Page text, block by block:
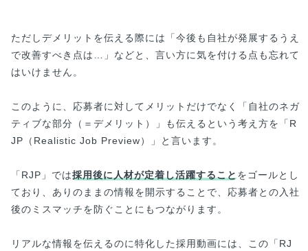
ただしデメリットを伝える際には「今後も自社が発展するうえ
で改善すべき点は…」などと、言い方に気を付ける点も忘れて
はいけません。
このように、応募者に対してメリットだけでなく「自社のネガ
ティブな部分（＝デメリット）」も伝えるという考え方を「R
JP（Realistic Job Preview）」と言います。
「RJP」では採用後に人材が定着し活躍すること をゴールとし
ており、ありのままの情報を開示することで、応募者との入社
後のミスマッチを防ぐことにもつながります。
リアルな情報を伝えるのに特化した採用動画には、この「RJ